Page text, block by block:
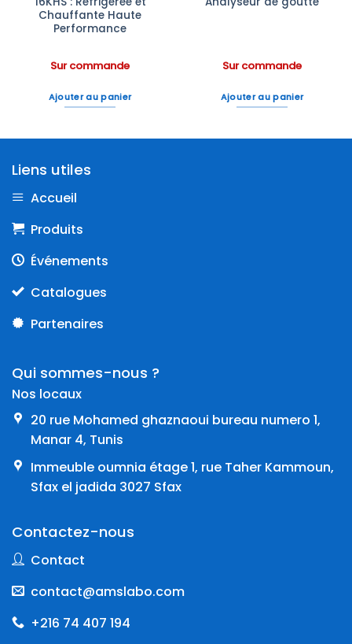
Chauffante Haute
Performance
Sur commande
Ajouter au panier
Sur commande
Ajouter au panier
Liens utiles
Accueil
Produits
Événements
Catalogues
Partenaires
Qui sommes-nous ?
Nos locaux
20 rue Mohamed ghaznaoui bureau numero 1,
Manar 4, Tunis
Immeuble oumnia étage 1, rue Taher Kammoun,
Sfax el jadida 3027 Sfax
Contactez-nous
Contact
contact@amslabo.com
+216 74 407 194